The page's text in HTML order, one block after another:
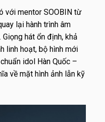
với mentor SOOBIN từ
lại hành trình âm
hát ổn định, khả
linh hoạt, bộ hình mới
idol Hàn Quốc –
về mặt hình ảnh lẫn kỹ